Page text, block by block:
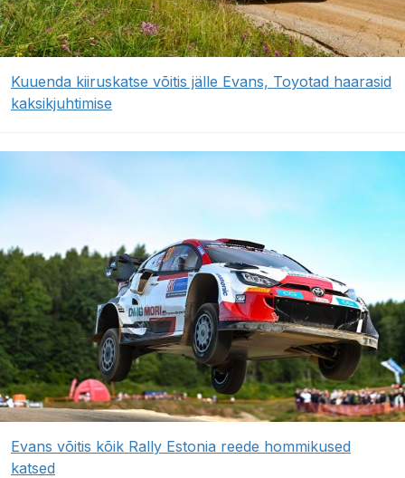
Kuuenda kiiruskatse võitis jälle Evans, Toyotad haarasid
kaksikjuhtimise
Evans võitis kõik Rally Estonia reede hommikused
katsed